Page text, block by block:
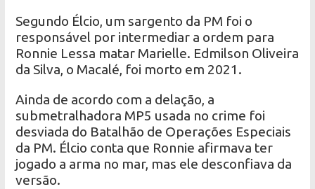
Segundo Élcio, um sargento da PM foi o
responsável por intermediar a ordem para
Ronnie Lessa matar Marielle. Edmilson Oliveira
da Silva, o Macalé, foi morto em 2021.
Ainda de acordo com a delação, a
submetralhadora MP5 usada no crime foi
desviada do Batalhão de Operações Especiais
da PM. Élcio conta que Ronnie afirmava ter
jogado a arma no mar, mas ele desconfiava da
versão.